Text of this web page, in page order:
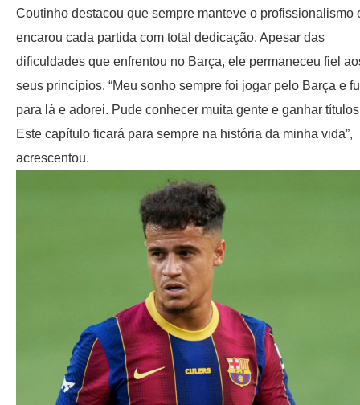
Coutinho destacou que sempre manteve o profissionalismo
encarou cada partida com total dedicação. Apesar das
dificuldades que enfrentou no Barça, ele permaneceu fiel
seus princípios. “Meu sonho sempre foi jogar pelo Barça e
para lá e adorei. Pude conhecer muita gente e ganhar
Este capítulo ficará para sempre na história da minha vida”,
acrescentou.